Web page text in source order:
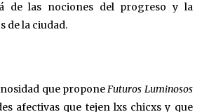
de las nociones del progreso y la
de la ciudad.
que proponeFuturos Luminosos
afectivas que tejen lxs chicxs y que